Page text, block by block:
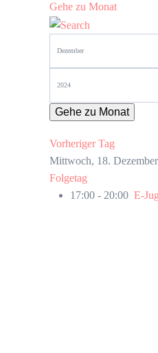
Gehe zu Monat
Gehe zu Monat
Vorheriger Tag
Mittwoch, 18.
Folgetag
17:00 - 20:00 E-